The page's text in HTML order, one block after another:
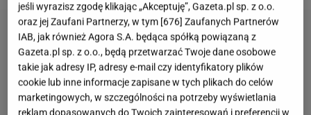
jeśli wyrazisz zgodę klikając „Akceptuję”, Gazeta.pl sp. z o.o.
oraz jej Zaufani Partnerzy, w tym [676] Zaufanych Partnerów
IAB, jak również Agora S.A. będąca spółką powiązaną z
Gazeta.pl sp. z o.o., będą przetwarzać Twoje dane osobowe
takie jak adresy IP, adresy e-mail czy identyfikatory plików
cookie lub inne informacje zapisane w tych plikach do celów
marketingowych, w szczególności na potrzeby wyświetlania
reklam dopasowanych do Twoich zainteresowań i preferencji w